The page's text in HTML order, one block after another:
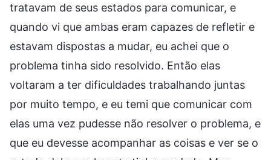
tratavam de seus estados para comunicar, e
quando vi que ambas eram capazes de refletir e
estavam dispostas a mudar, eu achei que o
problema tinha sido resolvido. Então elas
voltaram a ter dificuldades trabalhando juntas
por muito tempo, e eu temi que comunicar com
elas uma vez pudesse não resolver o problema, e
que eu devesse acompanhar as coisas e ver se o